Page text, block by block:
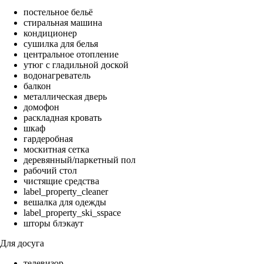
постельное бельё
стиральная машина
кондиционер
сушилка для белья
центральное отопление
утюг с гладильной доской
водонагреватель
балкон
металлическая дверь
домофон
раскладная кровать
шкаф
гардеробная
москитная сетка
деревянный/паркетный пол
рабочий стол
чистящие средства
label_property_cleaner
вешалка для одежды
label_property_ski_sspace
шторы блэкаут
Для досуга